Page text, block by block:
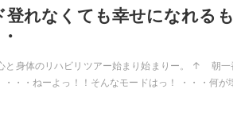
れなくても幸せになれるも
と身体のリハビリツアー始まり始まりー。 ↑ 朝一
・・ねーよっ！！そんなモードはっ！ ・・・何が